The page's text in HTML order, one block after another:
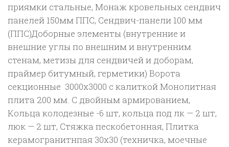
приямки стальные, Монаж кровельных сендвич
панелей 150мм ППС, Сендвич-панели 100 мм
(ППС)Доборные элементы (внутренние и
внешние углы по внешним и внутренним
стенам, метизы для сендвичей и доборам,
праймер битумный, герметики) Ворота
секционные 3000х3000 с калиткой Монолитная
плита 200 мм. С двойным армированием,
Кольца колодезные -6 шт, кольца под лк — 2 шт,
люк — 2 шт, Стяжка пескобетонная, Плитка
керамогранитнпая 30х30 (техничка, моечные